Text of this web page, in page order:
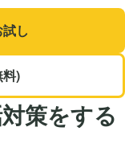
し
)
策をする